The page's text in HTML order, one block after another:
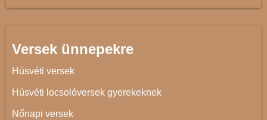
Versek ünnepekre
Húsvéti versek
Húsvéti locsolóversek gyerekeknek
Nőnapi versek